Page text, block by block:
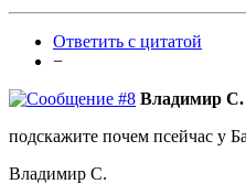
Ответить с цитатой
−
Владимир С.
подскажите почем псейчас у
Владимир С.